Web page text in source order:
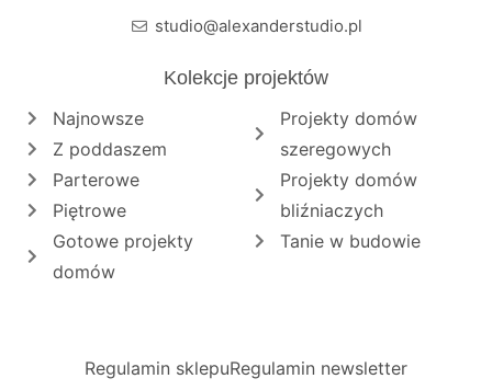
studio@alexanderstudio.pl
Kolekcje projektów
Najnowsze
Z poddaszem
Parterowe
Piętrowe
Gotowe projekty
domów
Projekty domów
szeregowych
Projekty domów
bliźniaczych
Tanie w budowie
Regulamin sklepuRegulamin newsletter